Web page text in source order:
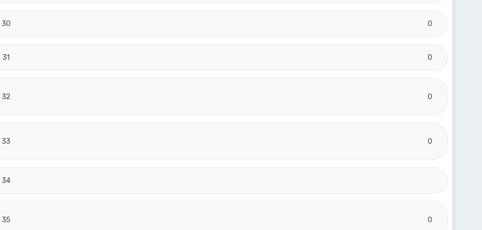
30 0
31 0
32 0
33 0
34
35 0